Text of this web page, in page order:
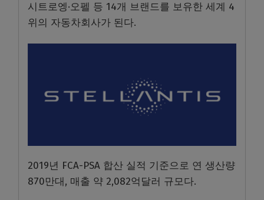
시트로엥·오펠 등 14개 브랜드를 보유한 세계 4
위의 자동차회사가 된다.
2019년 FCA-PSA 합산 실적 기준으로 연 생산량
870만대, 매출 약 2,082억달러 규모다.